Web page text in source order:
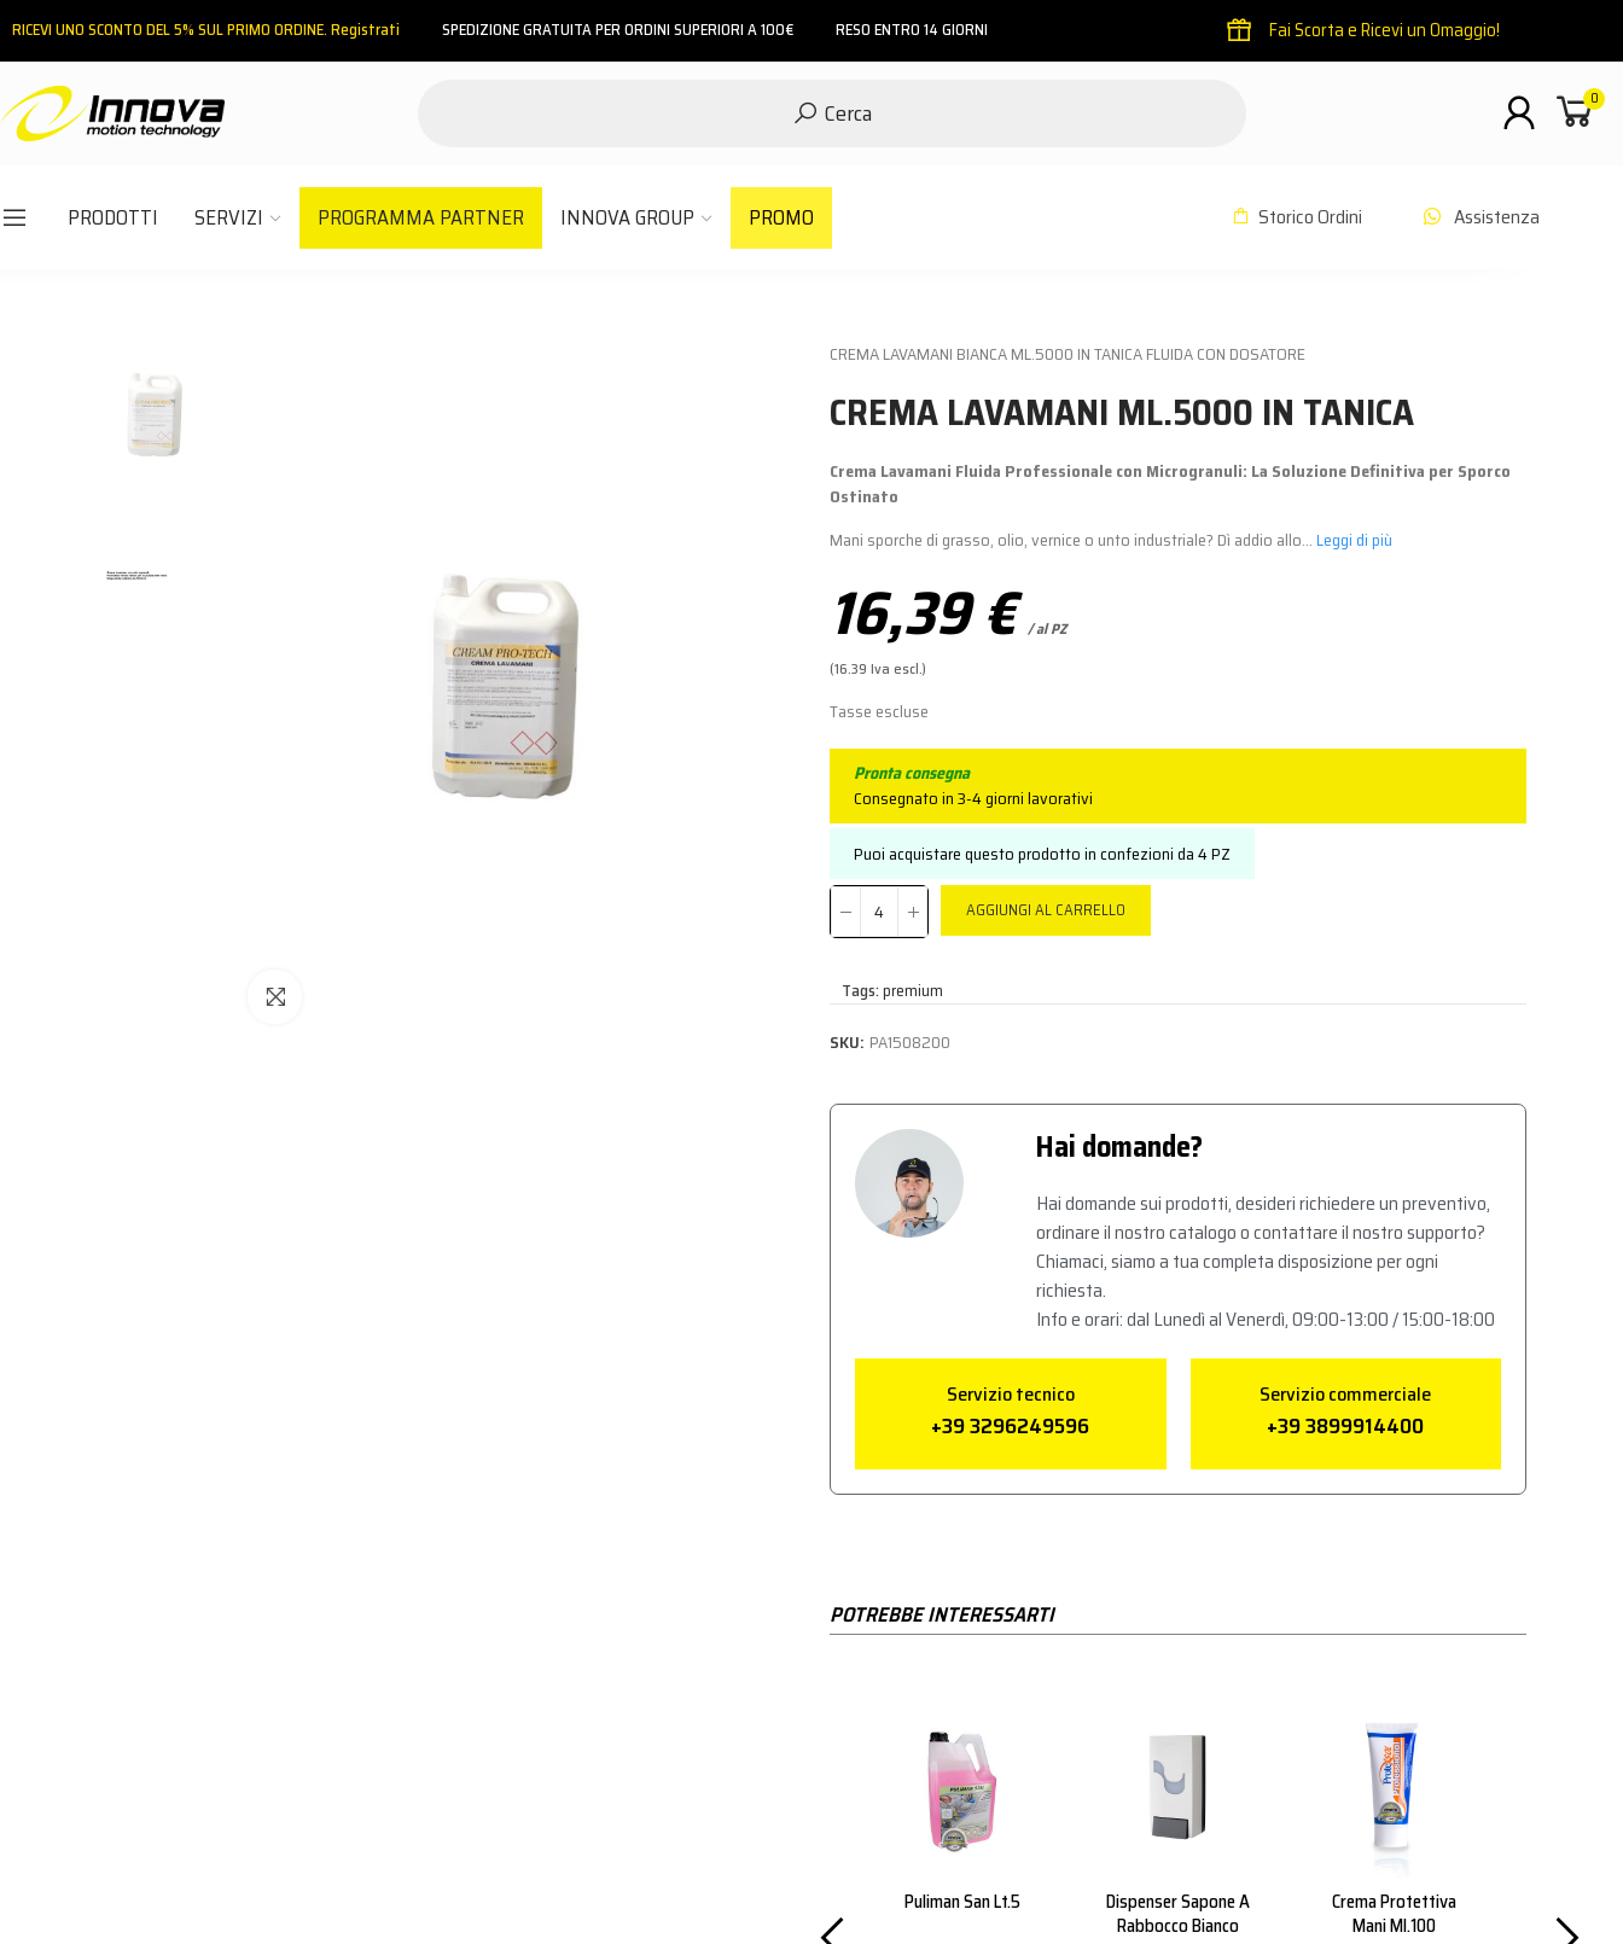
RICEVI UNO SCONTO DEL 5% SUL PRIMO ORDINE. Registrati SPEDIZIONE GRATUITA PER ORDINI SUPERIORI A 100€ RESO ENTRO 14 GIORNI Fai Scorta e Ricevi un Omaggio!
Cerca 0
PRODOTTI SERVIZI PROGRAMMA PARTNER INNOVA GROUP PROMO Storico Ordini Assistenza
CREMA LAVAMANI BIANCA ML.5000 IN TANICA FLUIDA CON DOSATORE
CREMA LAVAMANI ML.5000 IN TANICA
Crema Lavamani Fluida Professionale con Microgranuli: La Soluzione Definitiva per Sporco
Ostinato
Mani sporche di grasso, olio, vernice o unto industriale? Dì addio allo...Leggi di più
16,39 € / al PZ
(16.39 Iva escl.)
Tasse escluse
Pronta consegna
Consegnato in 3-4 giorni lavorativi
Puoi acquistare questo prodotto in confezioni da 4 PZ
AGGIUNGI AL CARRELLO
Tags:premium
SKU: PA1508200
Hai domande?
Hai domande sui prodotti, desideri richiedere un preventivo,
ordinare il nostro catalogo o contattare il nostro supporto?
Chiamaci, siamo a tua completa disposizione per ogni
richiesta.
Info e orari: dal Lunedì al Venerdì, 09:00-13:00 / 15:00-18:00
Servizio tecnico
+39 3296249596
Servizio commerciale
+39 3899914400
POTREBBE INTERESSARTI
Puliman San Lt.5
Dispenser Sapone A
Rabbocco Bianco
Crema Protettiva
Mani Ml.100
ACCEDI
NESSUN ACCOUNTCREA UN NUOVO ACCOUNT